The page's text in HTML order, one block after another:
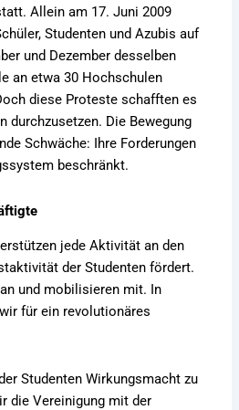
Allein am 17. Juni 2009
Studenten und Azubis auf
und Dezember desselben
an etwa 30 Hochschulen
diese Proteste schafften es
durchzusetzen. Die Bewegung
Schwäche: Ihre Forderungen
beschränkt.
jede Aktivität an den
der Studenten fördert.
und mobilisieren mit. In
für ein revolutionäres
Studenten Wirkungsmacht zu
die Vereinigung mit der